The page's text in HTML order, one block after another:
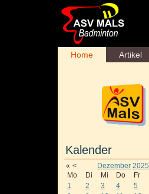
Home Artikel
Kalender
« < Dezember 2025
Mo
Di Mi Do Fr
1
2 3 4 5